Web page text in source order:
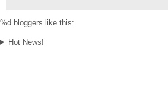
%d bloggers like this:
Hot News!